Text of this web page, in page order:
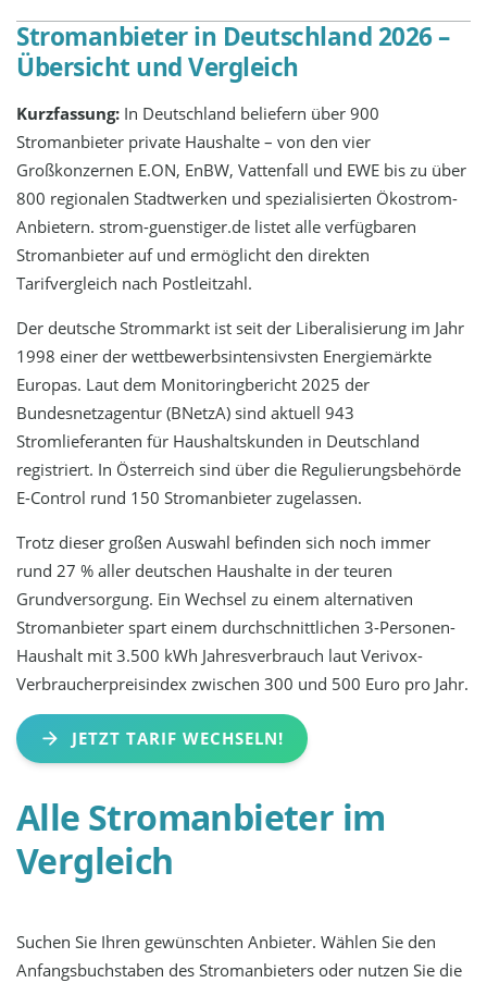
Stromanbieter in Deutschland 2026 –
Übersicht und Vergleich
Kurzfassung: In Deutschland beliefern über 900
Stromanbieter private Haushalte – von den vier
Großkonzernen E.ON, EnBW, Vattenfall und EWE bis zu über
800 regionalen Stadtwerken und spezialisierten Ökostrom-
Anbietern. strom-guenstiger.de listet alle verfügbaren
Stromanbieter auf und ermöglicht den direkten
Tarifvergleich nach Postleitzahl.
Der deutsche Strommarkt ist seit der Liberalisierung im Jahr
1998 einer der wettbewerbsintensivsten Energiemärkte
Europas. Laut dem Monitoringbericht 2025 der
Bundesnetzagentur (BNetzA) sind aktuell 943
Stromlieferanten für Haushaltskunden in Deutschland
registriert. In Österreich sind über die Regulierungsbehörde
E-Control rund 150 Stromanbieter zugelassen.
Trotz dieser großen Auswahl befinden sich noch immer
rund 27 % aller deutschen Haushalte in der teuren
Grundversorgung. Ein Wechsel zu einem alternativen
Stromanbieter spart einem durchschnittlichen 3-Personen-
Haushalt mit 3.500 kWh Jahresverbrauch laut Verivox-
Verbraucherpreisindex zwischen 300 und 500 Euro pro Jahr.
JETZT TARIF WECHSELN!
Alle Stromanbieter im
Vergleich
Suchen Sie Ihren gewünschten Anbieter. Wählen Sie den
Anfangsbuchstaben des Stromanbieters oder nutzen Sie die